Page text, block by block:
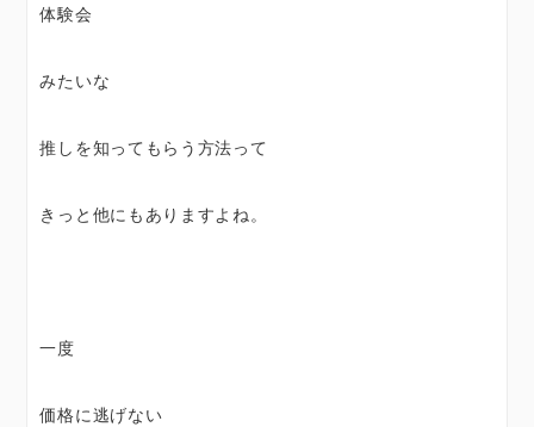
体験会
みたいな
推しを知ってもらう方法って
きっと他にもありますよね。
一度
価格に逃げない